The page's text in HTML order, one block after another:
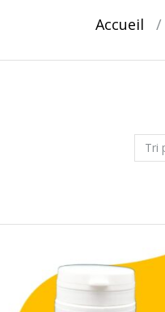
Accueil /
Ajouter à la liste